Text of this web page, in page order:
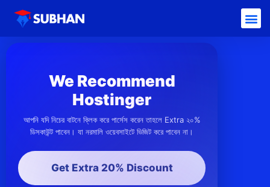
We Recommend
Hostinger
আপনি যদি নিচের বাটনে ক্লিক করে পার্সেস করেন তাহলে Extra ২০%
ডিসকাউন্ট পাবেন। যা নরমালি ওয়েবসাইটে ভিজিট করে পাবেন না।
Get Extra 20% Discount